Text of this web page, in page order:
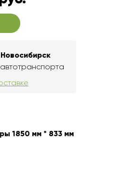
1850 мм * 833 мм